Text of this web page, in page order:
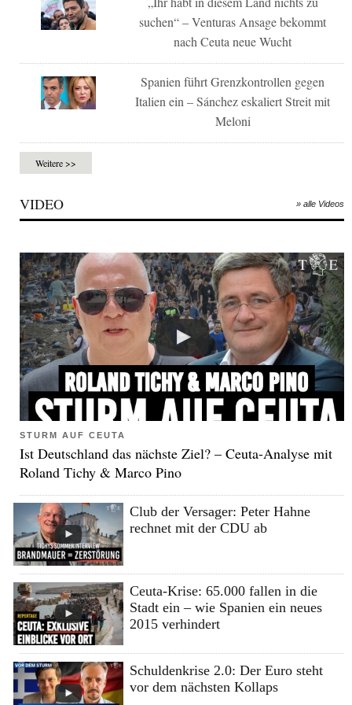
suchen“ – Venturas Ansage bekommt
nach Ceuta neue Wucht
Spanien führt Grenzkontrollen gegen
Italien ein – Sánchez eskaliert Streit mit
Meloni
Weitere >>
VIDEO » alle Videos
STURM AUF CEUTA
Ist Deutschland das nächste Ziel? – Ceuta-Analyse mit
Roland Tichy & Marco Pino
Club der Versager: Peter Hahne
rechnet mit der CDU ab
Ceuta-Krise: 65.000 fallen in die
Stadt ein – wie Spanien ein neues
2015 verhindert
Schuldenkrise 2.0: Der Euro steht
vor dem nächsten Kollaps